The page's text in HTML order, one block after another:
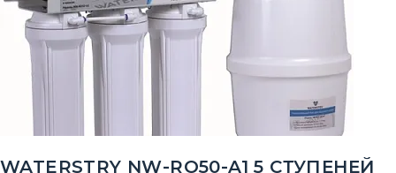
WATERSTRY NW-RO50-A1 5 СТУПЕНЕЙ